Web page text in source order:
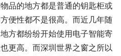
品的地方都是普通的钥匙柜或
便性都不是很高。而近几年随
方都纷纷开始使用电子智能寄
更高。而深圳世界之窗之所以